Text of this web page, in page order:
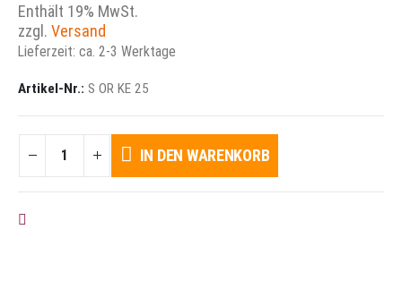
Enthält 19% MwSt.
zzgl. Versand
Lieferzeit: ca. 2-3 Werktage
Artikel-Nr.: S OR KE 25
IN DEN WARENKORB